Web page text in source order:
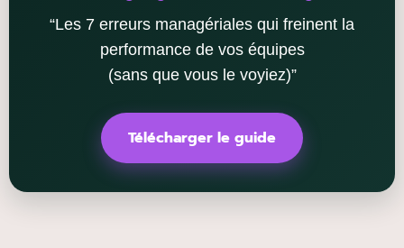
“Les 7 erreurs managériales qui freinent la
performance de vos équipes
(sans que vous le voyiez)”
Télécharger le guide